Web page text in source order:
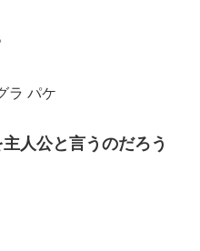
人公と言うのだろう